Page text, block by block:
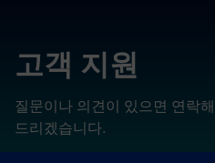
고객 지원
질문이나 의견이 있으면 연락
드리겠습니다.